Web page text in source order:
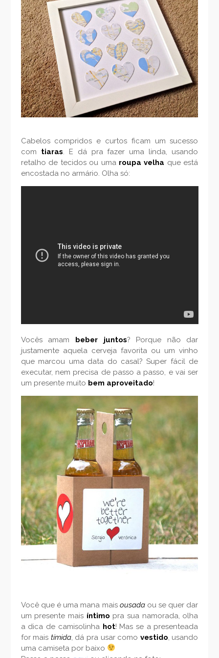
Cabelos compridos e curtos ficam um sucesso
com tiaras. E dá pra fazer uma linda, usando
retalho de tecidos ou umaroupa velha que está
encostada no armário. Olha só:
Vocês amam beber juntos? Porque não dar
justamente aquela cerveja favorita ou um vinho
que marcou uma data do casal? Super fácil de
executar, nem precisa de passo a passo, e vai ser
um presente muito bem aproveitado!
Você que é uma mana mais ousadaou se quer dar
um presente mais íntimo pra sua namorada, olha
a dica de camisolinha hot! Mas se a presenteada
for mais tímida, dá pra usar como vestido, usando
uma camiseta por baixo